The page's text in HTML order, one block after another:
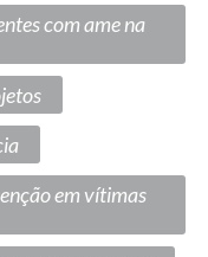
com ame na
em vítimas